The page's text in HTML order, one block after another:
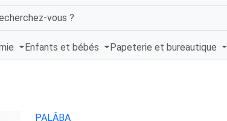
vous ?
Enfants et bébés Papeterie et bureautique
PALÂBA